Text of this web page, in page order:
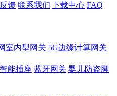
馈 联系我们 下载中心 FAQ
室内型网关 5G边缘计算网关
智能插座 蓝牙网关 婴儿防盗脚